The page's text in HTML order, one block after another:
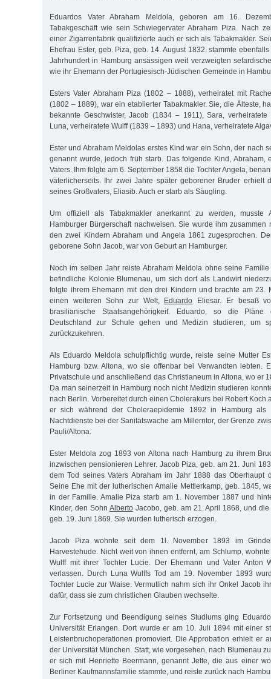
Eduardos Vater Abraham Meldola, geboren am 16.
Tabakgeschäft wie sein Schwiegervater Abraham Piza. Nach
einer Zigarrenfabrik qualifizierte auch er sich als Tabakmakler.
Ehefrau Ester, geb. Piza, geb. 14. August 1832, stammte
Jahrhundert in Hamburg ansässigen weit verzweigten
wie ihr Ehemann der Portugiesisch-Jüdischen Gemeinde in
Esters Vater Abraham Piza (1802 – 1888), verheiratet mit
(1802 – 1889), war ein etablierter Tabakmakler. Sie, die Älteste,
bekannte Geschwister, Jacob (1834 – 1911), Sara,
Luna, verheiratete Wulff (1839 – 1893) und Hana, verheiratete
Ester und Abraham Meldolas erstes Kind war ein Sohn, der nach
genannt wurde, jedoch früh starb. Das folgende Kind, Abraham,
Vaters. Ihm folgte am 6. September 1858 die Tochter Angela,
väterlicherseits. Ihr zwei Jahre später geborener Bruder erhielt
seines Großvaters, Eliasib. Auch er starb als Säugling.
Um offiziell als Tabakmakler anerkannt zu werden, musste
Hamburger Bürgerschaft nachweisen. Sie wurde ihm zusammen
den zwei Kindern Abraham und Angela 1861 zugesprochen.
geborene Sohn Jacob, war von Geburt an Hamburger.
Noch im selben Jahr reiste Abraham Meldola ohne seine
befindliche Kolonie Blumenau, um sich dort als Landwirt
folgte ihrem Ehemann mit den drei Kindern und brachte am 23.
einen weiteren Sohn zur Welt, Eduardo Eliesar. Er besaß
brasilianische Staatsangehörigkeit. Eduardo, so die
Deutschland zur Schule gehen und Medizin studieren, um
zurückzukehren.
Als Eduardo Meldola schulpflichtig wurde, reiste seine Mutter
Hamburg bzw. Altona, wo sie offenbar bei Verwandten lebten.
Privatschule und anschließend das Christianeum in Altona, wo er
Da man seinerzeit in Hamburg noch nicht Medizin studieren
nach Berlin. Vorbereitet durch einen Cholerakurs bei Robert Koch
er sich während der Choleraepidemie 1892 in Hamburg als
Nachtdienste bei der Sanitätswache am Millerntor, der Grenze
Pauli/Altona.
Ester Meldola zog 1893 von Altona nach Hamburg zu ihrem
inzwischen pensionieren Lehrer. Jacob Piza, geb. am 21. Juni
dem Tod seines Vaters Abraham im Jahr 1888 das Oberhaupt
Seine Ehe mit der lutherischen Amalie Mettlerkamp, geb. 1845,
in der Familie. Amalie Piza starb am 1. November 1887 und
Kinder, den Sohn AlbertoJacobo, geb. am 21. April 1868, und
geb. 19. Juni 1869. Sie wurden lutherisch erzogen.
Jacob Piza wohnte seit dem 1l. November 1893 im
Harvestehude. Nicht weit von ihnen entfernt, am Schlump,
Wulff mit ihrer Tochter Lucie. Der Ehemann und Vater Anton
verlassen. Durch Luna Wulffs Tod am 19. November 1893
Tochter Lucie zur Waise. Vermutlich nahm sich ihr Onkel Jacob
dafür, dass sie zum christlichen Glauben wechselte.
Zur Fortsetzung und Beendigung seines Studiums ging
Universität Erlangen. Dort wurde er am 10. Juli 1894 mit einer
Leistenbruchoperationen promoviert. Die Approbation erhielt er
der Universität München. Statt, wie vorgesehen, nach Blumenau
er sich mit Henriette Beermann, genannt Jette, die aus einer
Berliner Kaufmannsfamilie stammte, und reiste zurück nach